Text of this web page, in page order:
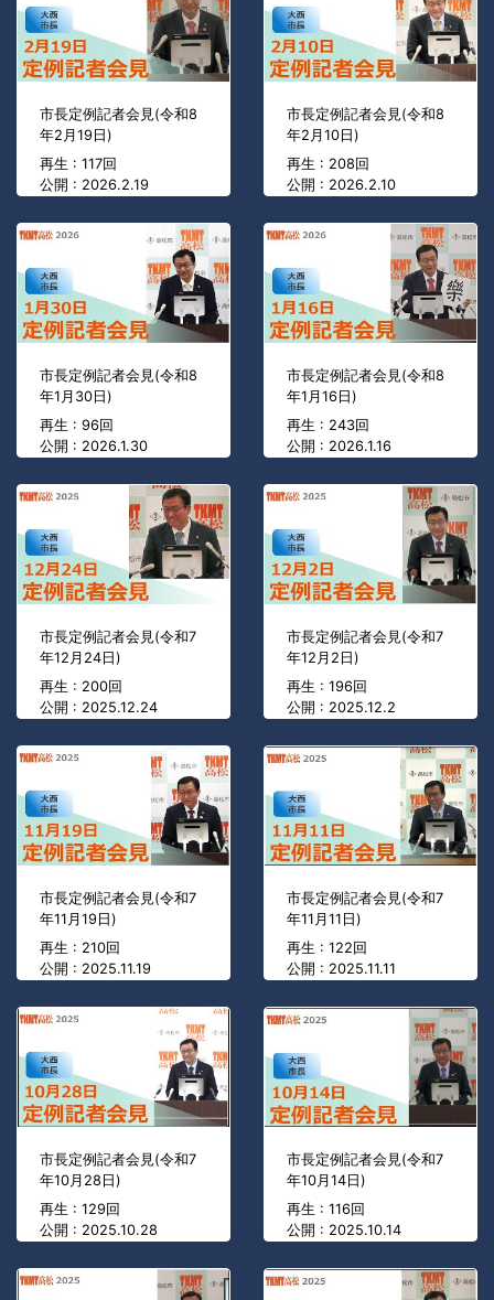
市長定例記者会見(令和8
年2月19日)
再生 : 117回
公開 : 2026.2.19
市長定例記者会見(令和8
年2月10日)
再生 : 208回
公開 : 2026.2.10
市長定例記者会見(令和8
年1月30日)
再生 : 96回
公開 : 2026.1.30
市長定例記者会見(令和8
年1月16日)
再生 : 243回
公開 : 2026.1.16
市長定例記者会見(令和7
年12月24日)
再生 : 200回
公開 : 2025.12.24
市長定例記者会見(令和7
年12月2日)
再生 : 196回
公開 : 2025.12.2
市長定例記者会見(令和7
年11月19日)
再生 : 210回
公開 : 2025.11.19
市長定例記者会見(令和7
年11月11日)
再生 : 122回
公開 : 2025.11.11
市長定例記者会見(令和7
年10月28日)
再生 : 129回
公開 : 2025.10.28
市長定例記者会見(令和7
年10月14日)
再生 : 116回
公開 : 2025.10.14